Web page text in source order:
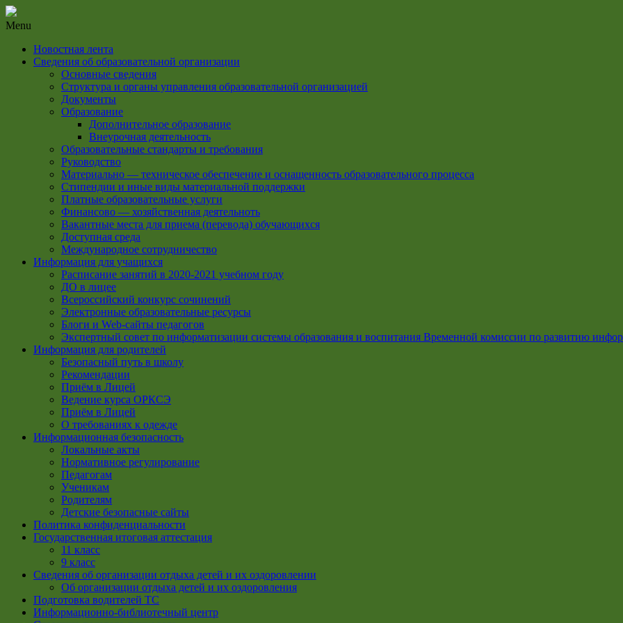
Menu
Новостная лента
Сведения об образовательной организации
Основные сведения
Структура и органы управления образовательной организацией
Документы
Образование
Дополнительное образование
Внеурочная деятельность
Образовательные стандарты и требования
Руководство
Материально — техническое обеспечение и оснащенность образовательного процесса
Стипендии и иные виды материальной поддержки
Платные образовательные услуги
Финансово — хозяйственная деятельноть
Вакантные места для приема (перевода) обучающихся
Доступная среда
Международное сотрудничество
Информация для учащихся
Расписание занятий в 2020-2021 учебном году
ДО в лицее
Всероссийский конкурс сочинений
Электронные образовательные ресурсы
Блоги и Web-сайты педагогов
Экспертный совет по информатизации системы образования и воспитания Временной комиссии по развитию
Информация для родителей
Безопасный путь в школу
Рекомендации
Приём в Лицей
Ведение курса ОРКСЭ
Приём в Лицей
О требованиях к одежде
Информационная безопасность
Локальные акты
Нормативное регулирование
Педагогам
Ученикам
Родителям
Детские безопасные сайты
Политика конфиденциальности
Государственная итоговая аттестация
11 класс
9 класс
Сведения об организации отдыха детей и их оздоровлении
Об организации отдыха детей и их оздоровления
Подготовка водителей ТС
Информационно-библиотечный центр